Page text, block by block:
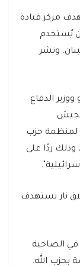
مركز قيادة
يُستخدم
ونشر
الدفاع
لمنظمة حزب
وذلك ردًا على
نار يستهدف
الضاحية
بحزب الله.